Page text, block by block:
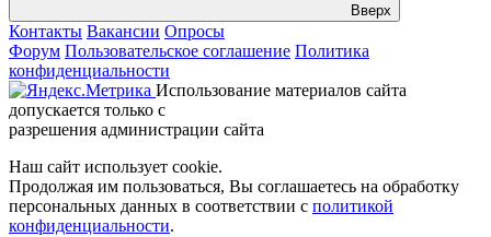
Вверх
Контакты Вакансии Опросы
Форум Пользовательское соглашение Политика
конфиденциальности
Использование материалов сайта
допускается только с
разрешения администрации сайта
Наш сайт использует cookie.
Продолжая им пользоваться, Вы соглашаетесь на обработку
персональных данных в соответствии с политикой
конфиденциальности.